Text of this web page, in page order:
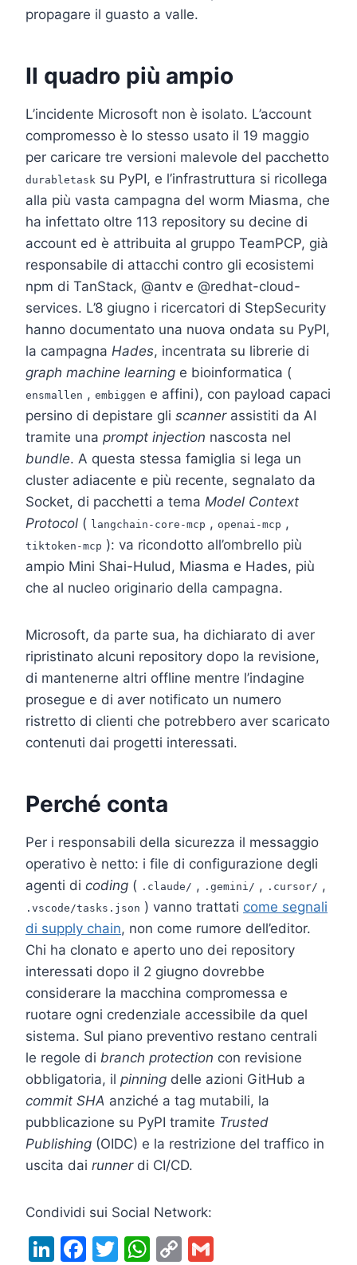
propagare il guasto a valle.
Il quadro più ampio
L’incidente Microsoft non è isolato. L’account
compromesso è lo stesso usato il 19 maggio
per caricare tre versioni malevole del pacchetto
durabletask su PyPI, e l’infrastruttura si ricollega
alla più vasta campagna del worm Miasma, che
ha infettato oltre 113 repository su decine di
account ed è attribuita al gruppo TeamPCP, già
responsabile di attacchi contro gli ecosistemi
npm di TanStack, @antv e @redhat-cloud-
services. L’8 giugno i ricercatori di StepSecurity
hanno documentato una nuova ondata su PyPI,
la campagna Hades, incentrata su librerie di
graph machine learning e bioinformatica (
ensmallen , embiggen e affini), con payload capaci
persino di depistare gli scannerassistiti da AI
tramite una prompt injection nascosta nel
bundle. A questa stessa famiglia si lega un
cluster adiacente e più recente, segnalato da
Socket, di pacchetti a tema Model Context
Protocol ( langchain-core-mcp , openai-mcp ,
tiktoken-mcp ): va ricondotto all’ombrello più
ampio Mini Shai-Hulud, Miasma e Hades, più
che al nucleo originario della campagna.
Microsoft, da parte sua, ha dichiarato di aver
ripristinato alcuni repository dopo la revisione,
di mantenerne altri offline mentre l’indagine
prosegue e di aver notificato un numero
ristretto di clienti che potrebbero aver scaricato
contenuti dai progetti interessati.
Perché conta
Per i responsabili della sicurezza il messaggio
operativo è netto: i file di configurazione degli
agenti di coding ( .claude/ , .gemini/ , .cursor/ ,
.vscode/tasks.json ) vanno trattati come segnali
di supply chain, non come rumore dell’editor.
Chi ha clonato e aperto uno dei repository
interessati dopo il 2 giugno dovrebbe
considerare la macchina compromessa e
ruotare ogni credenziale accessibile da quel
sistema. Sul piano preventivo restano centrali
le regole di branch protection con revisione
obbligatoria, il pinning delle azioni GitHub a
commit SHA anziché a tag mutabili, la
pubblicazione su PyPI tramite Trusted
Publishing (OIDC) e la restrizione del traffico in
uscita dai runnerdi CI/CD.
Condividi sui Social Network:
Li F
T
W C